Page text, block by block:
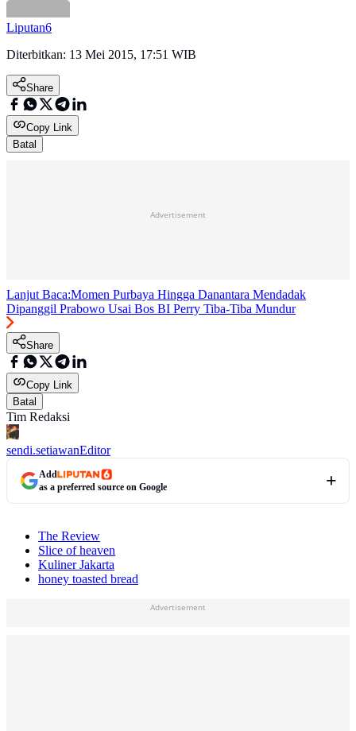
Liputan6
Diterbitkan: 13 Mei 2015, 17:51 WIB
Share
Copy Link
Batal
Advertisement
Lanjut Baca:Momen Purbaya Hingga Danantara Mendadak
Dipanggil Prabowo Usai Bos BI Perry Tiba-Tiba Mundur
Share
Copy Link
Batal
Tim Redaksi
sendi.setiawanEditor
Add
as a preferred source on Google
The Review
Slice of heaven
Kuliner Jakarta
honey toasted bread
Advertisement